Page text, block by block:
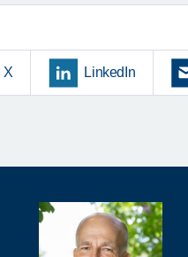
X LinkedIn